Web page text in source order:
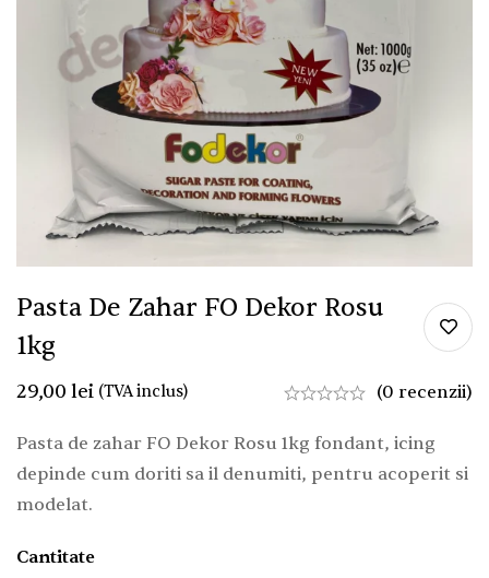
Pasta De Zahar FO Dekor Rosu
1kg
29,00 lei (TVA inclus) (0 recenzii)
Pasta de zahar FO Dekor Rosu 1kg fondant, icing
depinde cum doriti sa il denumiti, pentru acoperit si
modelat.
Cantitate